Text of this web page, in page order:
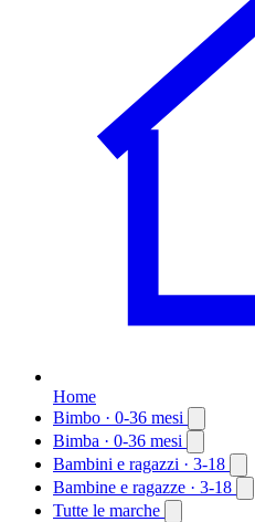
Home
Bimbo · 0-36 mesi
Bimba · 0-36 mesi
Bambini e ragazzi · 3-18
Bambine e ragazze · 3-18
Tutte le marche